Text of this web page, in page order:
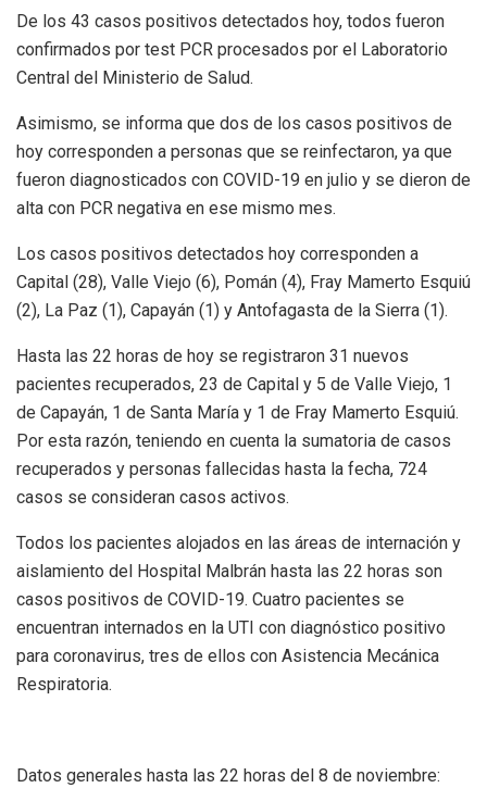
De los 43 casos positivos detectados hoy, todos fueron
confirmados por test PCR procesados por el Laboratorio
Central del Ministerio de Salud.
Asimismo, se informa que dos de los casos positivos de
hoy corresponden a personas que se reinfectaron, ya que
fueron diagnosticados con COVID-19 en julio y se dieron de
alta con PCR negativa en ese mismo mes.
Los casos positivos detectados hoy corresponden a
Capital (28), Valle Viejo (6), Pomán (4), Fray Mamerto Esquiú
(2), La Paz (1), Capayán (1) y Antofagasta de la Sierra (1).
Hasta las 22 horas de hoy se registraron 31 nuevos
pacientes recuperados, 23 de Capital y 5 de Valle Viejo, 1
de Capayán, 1 de Santa María y 1 de Fray Mamerto Esquiú.
Por esta razón, teniendo en cuenta la sumatoria de casos
recuperados y personas fallecidas hasta la fecha, 724
casos se consideran casos activos.
Todos los pacientes alojados en las áreas de internación y
aislamiento del Hospital Malbrán hasta las 22 horas son
casos positivos de COVID-19. Cuatro pacientes se
encuentran internados en la UTI con diagnóstico positivo
para coronavirus, tres de ellos con Asistencia Mecánica
Respiratoria.
Datos generales hasta las 22 horas del 8 de noviembre: